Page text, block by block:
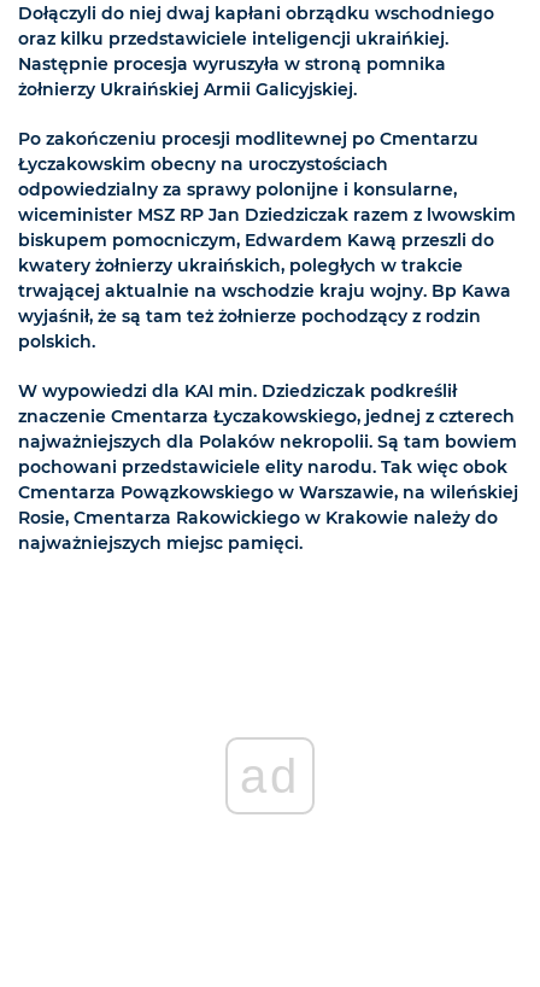
Dołączyli do niej dwaj kapłani obrządku wschodniego
oraz kilku przedstawiciele inteligencji ukraińkiej.
Następnie procesja wyruszyła w stroną pomnika
żołnierzy Ukraińskiej Armii Galicyjskiej.
Po zakończeniu procesji modlitewnej po Cmentarzu
Łyczakowskim obecny na uroczystościach
odpowiedzialny za sprawy polonijne i konsularne,
wiceminister MSZ RP Jan Dziedziczak razem z lwowskim
biskupem pomocniczym, Edwardem Kawą przeszli do
kwatery żołnierzy ukraińskich, poległych w trakcie
trwającej aktualnie na wschodzie kraju wojny. Bp Kawa
wyjaśnił, że są tam też żołnierze pochodzący z rodzin
polskich.
W wypowiedzi dla KAI min. Dziedziczak podkreślił
znaczenie Cmentarza Łyczakowskiego, jednej z czterech
najważniejszych dla Polaków nekropolii. Są tam bowiem
pochowani przedstawiciele elity narodu. Tak więc obok
Cmentarza Powązkowskiego w Warszawie, na wileńskiej
Rosie, Cmentarza Rakowickiego w Krakowie należy do
najważniejszych miejsc pamięci.
ad